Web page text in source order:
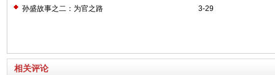
3-29
孙盛故事之二：为官之路
相关评论